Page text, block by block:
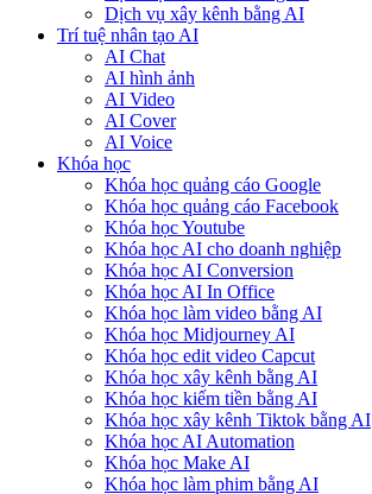
Dịch vụ xây kênh bằng AI
Trí tuệ nhân tạo AI
AI Chat
AI hình ảnh
AI Video
AI Cover
AI Voice
Khóa học
Khóa học quảng cáo Google
Khóa học quảng cáo Facebook
Khóa học Youtube
Khóa học AI cho doanh nghiệp
Khóa học AI Conversion
Khóa học AI In Office
Khóa học làm video bằng AI
Khóa học Midjourney AI
Khóa học edit video Capcut
Khóa học xây kênh bằng AI
Khóa học kiếm tiền bằng AI
Khóa học xây kênh Tiktok bằng AI
Khóa học AI Automation
Khóa học Make AI
Khóa học làm phim bằng AI